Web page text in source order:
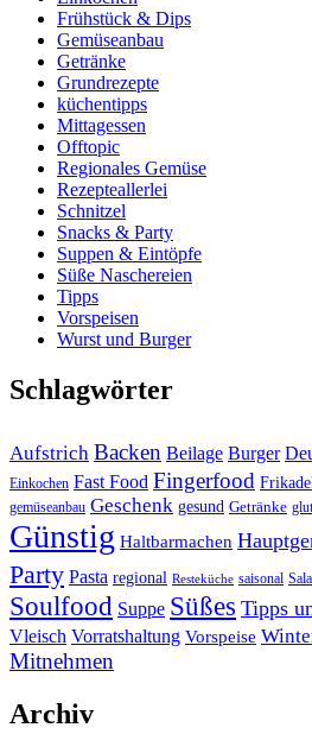
Frühstück & Dips
Gemüseanbau
Getränke
Grundrezepte
küchentipps
Mittagessen
Offtopic
Regionales Gemüse
Rezepteallerlei
Schnitzel
Snacks & Party
Suppen & Eintöpfe
Süße Naschereien
Tipps
Vorspeisen
Wurst und Burger
Schlagwörter
Aufstrich Backen Beilage Burger
Einkochen Fast Food Fingerfood
gemüseanbau Geschenk gesund Getränke
Günstig Haltbarmachen
Party Pasta regional Resteküche saisonal
Soulfood Suppe Süßes Tipps
Vleisch Vorratshaltung Vorspeise
Mitnehmen
Archiv